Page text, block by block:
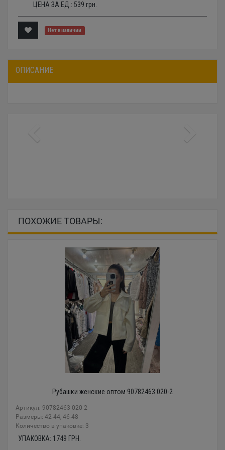
ЦЕНА ЗА ЕД.: 539 грн.
Нет в наличии
ОПИСАНИЕ
ПОХОЖИЕ ТОВАРЫ:
Рубашки женские оптом 90782463 020-2
Артикул: 90782463 020-2
Размеры: 42-44, 46-48
Количество в упаковке: 3
УПАКОВКА: 1749 ГРН.